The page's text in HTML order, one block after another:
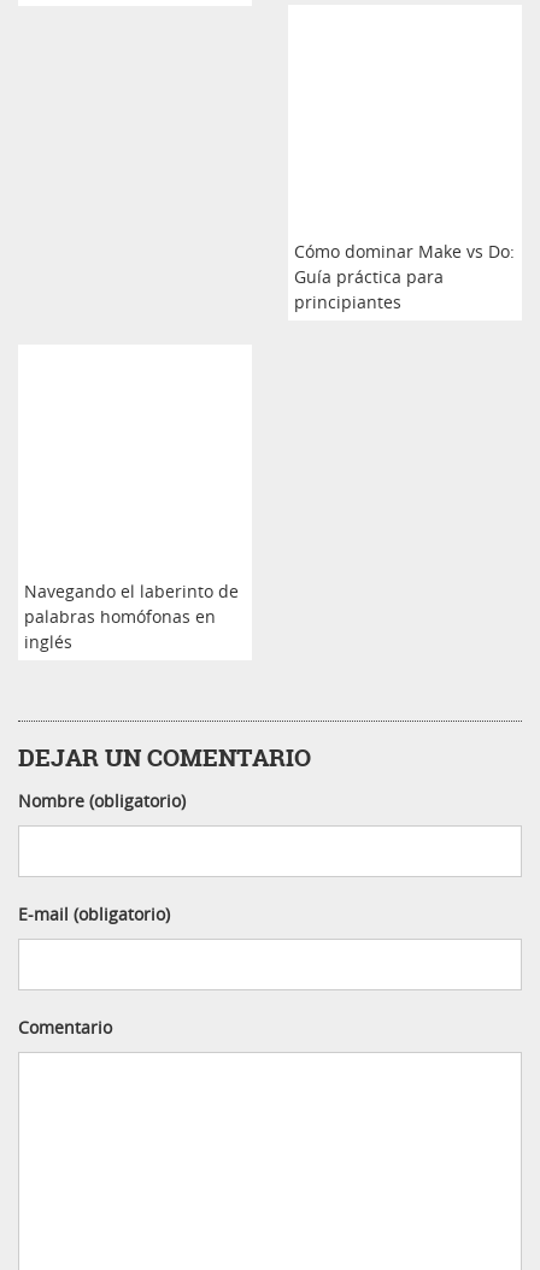
Cómo dominar Make vs Do:
Guía práctica para
principiantes
Navegando el laberinto de
palabras homófonas en
inglés
DEJAR UN COMENTARIO
Nombre (obligatorio)
E-mail (obligatorio)
Comentario